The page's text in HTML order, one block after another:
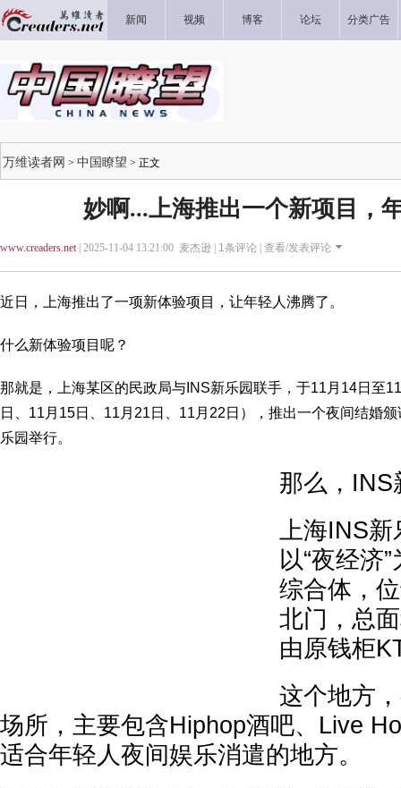
新闻 视频 博客 论坛 分类广告
万维读者网 > 中国瞭望 > 正文
妙啊...上海推出一个新项目，
www.creaders.net| 2025-11-04 13:21:00 麦杰逊 | 1条评论 | 查看/发表评论
近日，上海推出了一项新体验项目，让年轻人沸腾了。
什么新体验项目呢？
那就是，上海某区的民政局与INS新乐园联手，于11月14日至
日、11月15日、11月21日、11月22日），推出一个夜间结婚
乐园举行。
那么，INS
上海INS新
以“夜经济
综合体，
北门，总
由原钱柜
这个地方
场所，主要包含Hiphop酒吧、Live
适合年轻人夜间娱乐消遣的地方。